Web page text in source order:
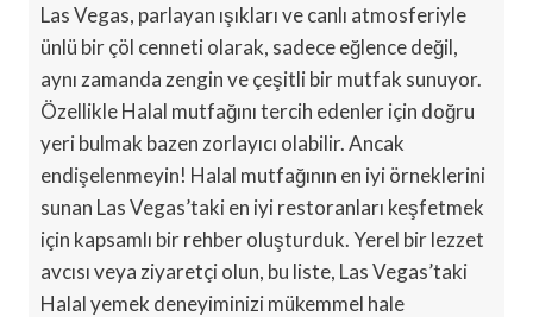
Las Vegas, parlayan ışıkları ve canlı atmosferiyle
ünlü bir çöl cenneti olarak, sadece eğlence değil,
aynı zamanda zengin ve çeşitli bir mutfak sunuyor.
Özellikle Halal mutfağını tercih edenler için doğru
yeri bulmak bazen zorlayıcı olabilir. Ancak
endişelenmeyin! Halal mutfağının en iyi örneklerini
sunan Las Vegas’taki en iyi restoranları keşfetmek
için kapsamlı bir rehber oluşturduk. Yerel bir lezzet
avcısı veya ziyaretçi olun, bu liste, Las Vegas’taki
Halal yemek deneyiminizi mükemmel hale